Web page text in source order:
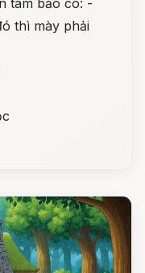
tâm bảo cô: -
thì mày phải